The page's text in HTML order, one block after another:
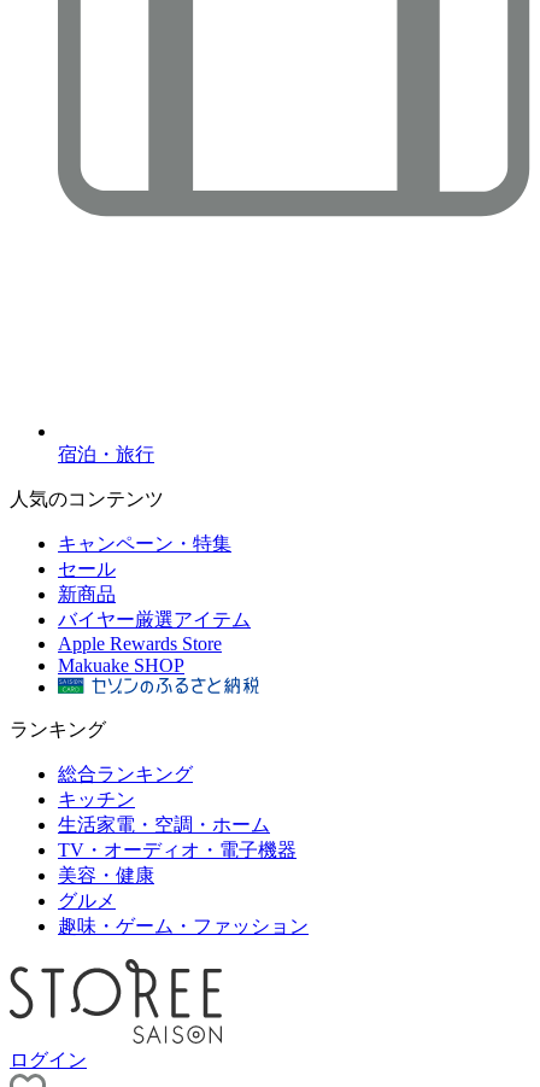
宿泊・旅行
人気のコンテンツ
キャンペーン・特集
セール
新商品
バイヤー厳選アイテム
Apple Rewards Store
Makuake SHOP
ランキング
総合ランキング
キッチン
生活家電・空調・ホーム
TV・オーディオ・電子機器
美容・健康
グルメ
趣味・ゲーム・ファッション
ログイン